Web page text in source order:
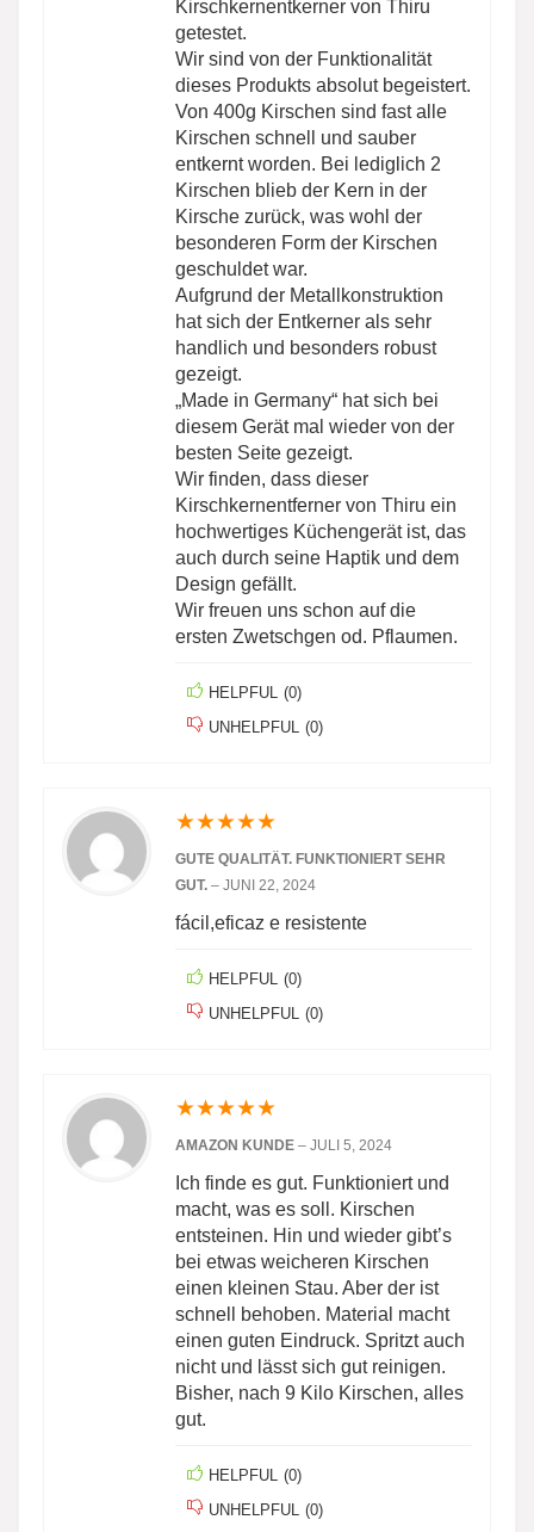
Kirschkernentkerner von Thiru
getestet.
Wir sind von der Funktionalität
dieses Produkts absolut begeistert.
Von 400g Kirschen sind fast alle
Kirschen schnell und sauber
entkernt worden. Bei lediglich 2
Kirschen blieb der Kern in der
Kirsche zurück, was wohl der
besonderen Form der Kirschen
geschuldet war.
Aufgrund der Metallkonstruktion
hat sich der Entkerner als sehr
handlich und besonders robust
gezeigt.
„Made in Germany“ hat sich bei
diesem Gerät mal wieder von der
besten Seite gezeigt.
Wir finden, dass dieser
Kirschkernentferner von Thiru ein
hochwertiges Küchengerät ist, das
auch durch seine Haptik und dem
Design gefällt.
Wir freuen uns schon auf die
ersten Zwetschgen od. Pflaumen.
HELPFUL (0)
UNHELPFUL (0)
★★★★★
GUTE QUALITÄT. FUNKTIONIERT SEHR
GUT. – JUNI 22, 2024
fácil,eficaz e resistente
HELPFUL (0)
UNHELPFUL (0)
★★★★★
AMAZON KUNDE – JULI 5, 2024
Ich finde es gut. Funktioniert und
macht, was es soll. Kirschen
entsteinen. Hin und wieder gibt’s
bei etwas weicheren Kirschen
einen kleinen Stau. Aber der ist
schnell behoben. Material macht
einen guten Eindruck. Spritzt auch
nicht und lässt sich gut reinigen.
Bisher, nach 9 Kilo Kirschen, alles
gut.
HELPFUL (0)
UNHELPFUL (0)